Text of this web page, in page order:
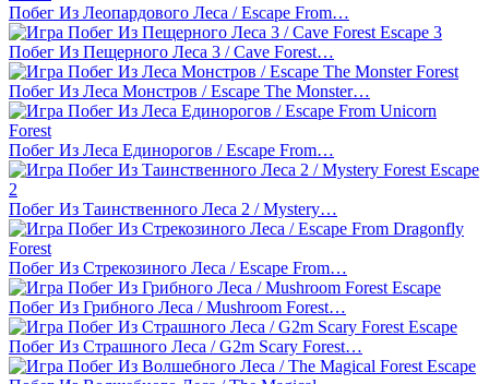
Побег Из Леопардового Леса / Escape From…
Побег Из Пещерного Леса 3 / Cave Forest…
Побег Из Леса Монстров / Escape The Monster…
Побег Из Леса Единорогов / Escape From…
Побег Из Таинственного Леса 2 / Mystery…
Побег Из Стрекозиного Леса / Escape From…
Побег Из Грибного Леса / Mushroom Forest…
Побег Из Страшного Леса / G2m Scary Forest…